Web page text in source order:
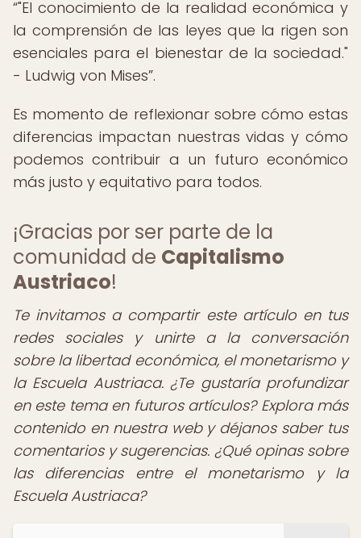
"El conocimiento de la realidad económica y
la comprensión de las leyes que la rigen son
esenciales para el bienestar de la sociedad."
- Ludwig von Mises .
Es momento de reflexionar sobre cómo estas
diferencias impactan nuestras vidas y cómo
podemos contribuir a un futuro económico
más justo y equitativo para todos.
¡Gracias por ser parte de la
comunidad de Capitalismo
Austriaco!
Te invitamos a compartir este artículo en tus
redes sociales y unirte a la conversación
sobre la libertad económica, el monetarismo y
la Escuela Austriaca. ¿Te gustaría profundizar
en este tema en futuros artículos? Explora más
contenido en nuestra web y déjanos saber tus
comentarios y sugerencias. ¿Qué opinas sobre
las diferencias entre el monetarismo y la
Escuela Austriaca?